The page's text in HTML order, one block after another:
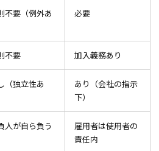
不要（例外あ
必要
不要 加入義務あり
（独立性あ
あり（会社の指示
下）
人が自ら負う
雇用者は使用者の
責任内